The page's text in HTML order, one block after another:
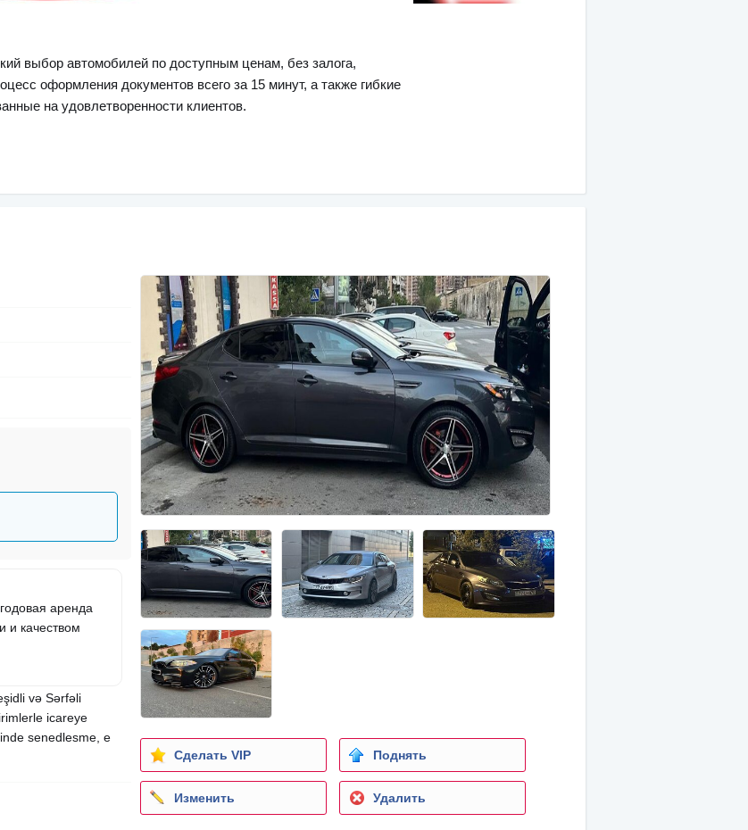
выбор автомобилей по доступным ценам, без залога,
оформления документов всего за 15 минут, а также гибкие
на удовлетворенности клиентов.
аренда
и качеством
və Sərfəli
icareye
senedlesme, e
Сделать VIP Поднять
Изменить Удалить